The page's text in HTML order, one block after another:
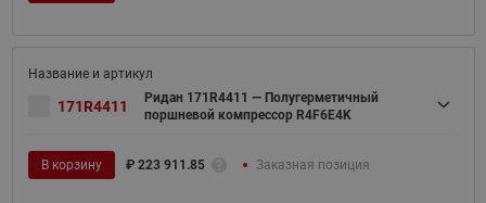
171R4411
Ридан 171R4411 — Полугерметичный
поршневой компрессор R4F6E4K
В корзину ₽ 223 911.85 Заказная позиция